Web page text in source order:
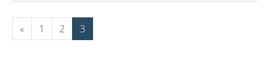
« 1 2 3